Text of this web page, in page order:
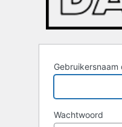
Wachtwoord